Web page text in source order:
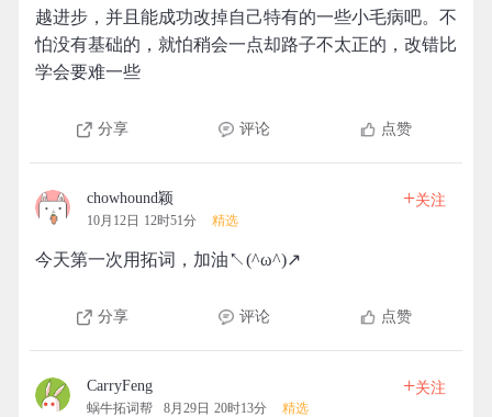
越进步，并且能成功改掉自己特有的一些小毛病吧。不
怕没有基础的，就怕稍会一点却路子不太正的，改错比
学会要难一些
分享 评论 点赞
chowhound颖
10月12日 12时51分 精选
+关注
今天第一次用拓词，加油↖(^ω^)↗
分享 评论 点赞
CarryFeng
蜗牛拓词帮 8月29日 20时13分 精选
+关注